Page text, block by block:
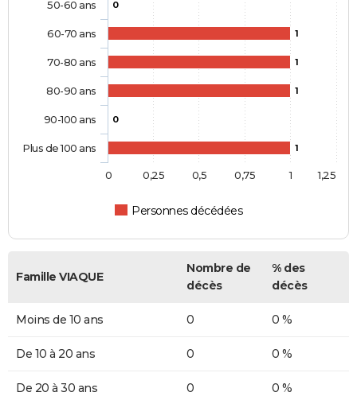
0
1
1
1
0
1
Personnes décédées
50-60 ans
60-70 ans
70-80 ans
80-90 ans
90-100 ans
Plus de 100 ans
0 1
0,25 0,5 0,75 1,25
Famille VIAQUE
Nombre de
décès
% des
décès
Moins de 10 ans 0 0 %
De 10 à 20 ans 0 0 %
De 20 à 30 ans 0 0 %